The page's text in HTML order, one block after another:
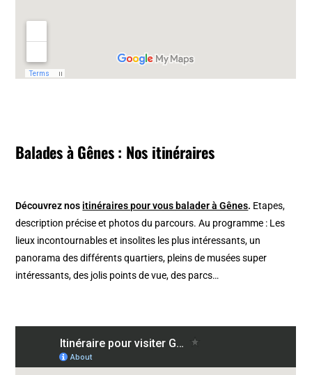
Balades à Gênes : Nos itinéraires
Découvrez nos itinéraires pour vous balader à Gênes. Etapes,
description précise et photos du parcours. Au programme : Les
lieux incontournables et insolites les plus intéressants, un
panorama des différents quartiers, pleins de musées super
intéressants, des jolis points de vue, des parcs…